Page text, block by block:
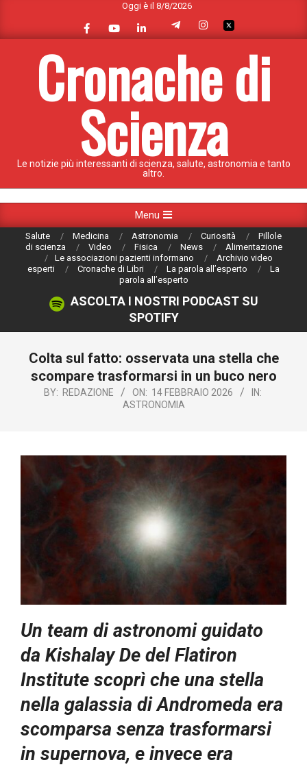
content
Oggi è il 8/8/2026
Cronache di
Scienza
Le notizie più interessanti di scienza, salute, astronomia e tanto
altro.
Navigation
Menu
Salute Medicina Astronomia Curiosità
Pillole
di scienza
Video Fisica News
Alimentazione
Le associazioni pazienti informano
Archivio video
esperti
Cronache di Libri La parola all’esperto
La
parola all’esperto
ASCOLTA I NOSTRI PODCAST SU
SPOTIFY
Colta sul fatto: osservata una stella che
scompare trasformarsi in un buco nero
BY: REDAZIONE ON: 14 FEBBRAIO 2026
IN:
ASTRONOMIA
Un team di astronomi guidato
da Kishalay De del Flatiron
Institute scoprì che una stella
nella galassia di Andromeda era
scomparsa senza trasformarsi
in supernova, e invece era